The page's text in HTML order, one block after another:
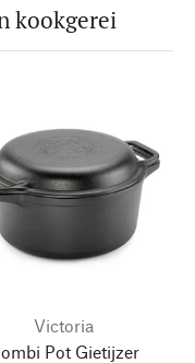
kookgerei
Victoria
Pot Gietijzer